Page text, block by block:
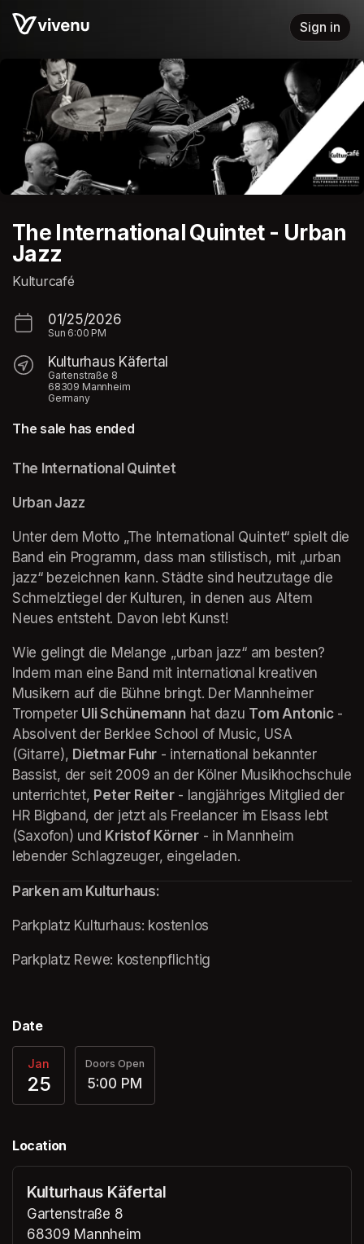
Skip header
Sign in
The International Quintet - Urban
Jazz
Kulturcafé
01/25/2026
Sun 6:00 PM
Kulturhaus Käfertal
Gartenstraße 8
68309 Mannheim
Germany
The sale has ended
The International Quintet
Urban Jazz
Unter dem Motto „The International Quintet“ spielt die
Band ein Programm, dass man stilistisch, mit „urban
jazz“ bezeichnen kann. Städte sind heutzutage die
Schmelztiegel der Kulturen, in denen aus Altem
Neues entsteht. Davon lebt Kunst!
Wie gelingt die Melange „urban jazz“ am besten?
Indem man eine Band mit international kreativen
Musikern auf die Bühne bringt. Der Mannheimer
Trompeter Uli Schünemann hat dazu Tom Antonic -
Absolvent der Berklee School of Music, USA
(Gitarre), Dietmar Fuhr - international bekannter
Bassist, der seit 2009 an der Kölner Musikhochschule
unterrichtet, Peter Reiter - langjähriges Mitglied der
HR Bigband, der jetzt als Freelancer im Elsass lebt
(Saxofon) und Kristof Körner - in Mannheim
lebender Schlagzeuger, eingeladen.
Parken am Kulturhaus:
Parkplatz Kulturhaus: kostenlos
(opens in a new tab)
Parkplatz Rewe: kostenpflichtig
Date
Jan
25
Doors Open
5:00 PM
Location
Kulturhaus Käfertal
Gartenstraße 8
68309 Mannheim